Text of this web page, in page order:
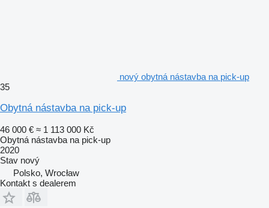
nový obytná nástavba na pick-up
35
Obytná nástavba na pick-up
46 000 € ≈ 1 113 000 Kč
Obytná nástavba na pick-up
2020
Stav nový
Polsko, Wrocław
Kontakt s dealerem